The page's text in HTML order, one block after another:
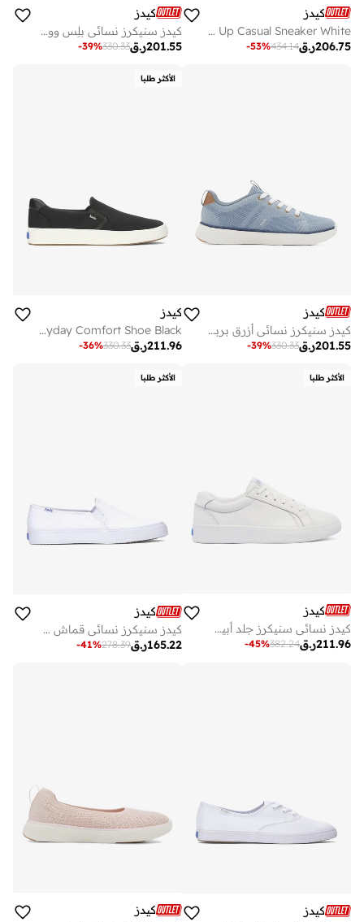
كيدز
Keds Women's Park Lace Up Casual Sneaker White
ر.ق206.75
434.14
-53%
كيدز
كيدز سنيكرز نسائي بلِس ووك كاجوال كريمي
ر.ق201.55
330.33
-39%
كيدز
كيدز سنيكرز نسائي أزرق برباط
ر.ق201.55
330.33
-39%
الأكثر طلبا
كيدز
Keds Women's Pursuit Canvas Slip-On Sneaker – Minimalist Everyday Comfort Shoe Black
ر.ق211.96
330.33
-36%
الأكثر طلبا
كيدز
كيدز نسائي سنيكرز جلد أبيض برباط
ر.ق211.96
382.24
-45%
الأكثر طلبا
كيدز
كيدز سنيكرز نسائي قماش سهل الارتداء أبيض
ر.ق165.22
278.39
-41%
كيدز
كيدز